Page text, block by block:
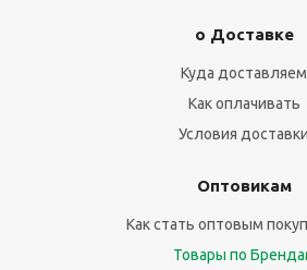
о Доставке
Куда доставляем
Как оплачивать
Условия доставки
Оптовикам
Как стать оптовым
Товары по